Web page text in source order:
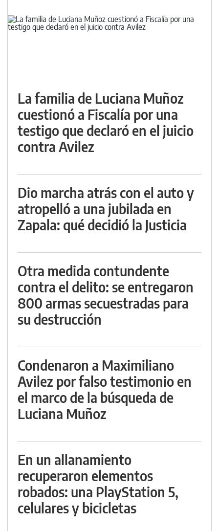
La familia de Luciana Muñoz
cuestionó a Fiscalía por una
testigo que declaró en el juicio
contra Avilez
Dio marcha atrás con el auto y
atropelló a una jubilada en
Zapala: qué decidió la Justicia
Otra medida contundente
contra el delito: se entregaron
800 armas secuestradas para
su destrucción
Condenaron a Maximiliano
Avilez por falso testimonio en
el marco de la búsqueda de
Luciana Muñoz
En un allanamiento
recuperaron elementos
robados: una PlayStation 5,
celulares y bicicletas